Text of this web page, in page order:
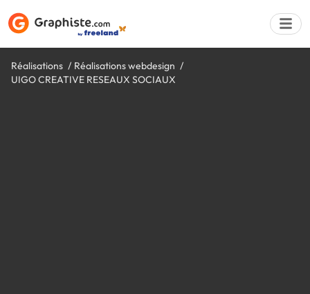
Réalisations
Réalisations webdesign
UIGO CREATIVE RESEAUX SOCIAUX